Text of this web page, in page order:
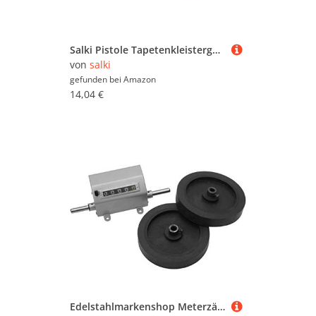
Raufasertapeten (742)
Scheren, Schaber & Messer
Schleifpapier & Schleifklötze
Spachtel, Spachtelmasse &
Füllstoffe (5.486)
Tapeten in Steinoptik (3.120)
Tapetenwolf &
Tapeziertische (1.501)
Verlängerungsstangen (1.507)
Salki Pistole Tapetenkleistergerät Silikon-Heiß, 240 V, 8501050 70 wattsW, 240 voltsV
von salki
gefunden bei Amazon
14,04 €
Edelstahlmarkenshop Meterzähler Folien Kabel Drähte Angelschnur Kleistermaschine Teppich Universal